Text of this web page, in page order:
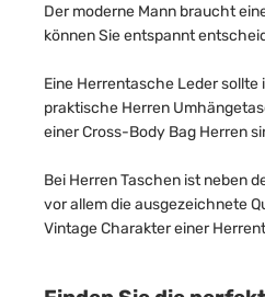
Der moderne Mann braucht
können Sie entspannt
Eine Herrentasche Leder sollte
praktische Herren
einer Cross-Body Bag Herren
Bei Herren Taschen ist neben
vor allem die ausgezeichnete
Vintage Charakter einer